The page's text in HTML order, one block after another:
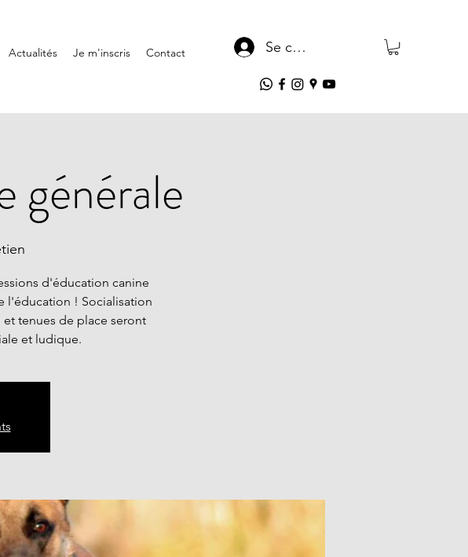
Actualités Je m'inscris Contact Se connecter
générale
d'éducation canine
l'éducation ! Socialisation
tenues de place seront
et ludique.